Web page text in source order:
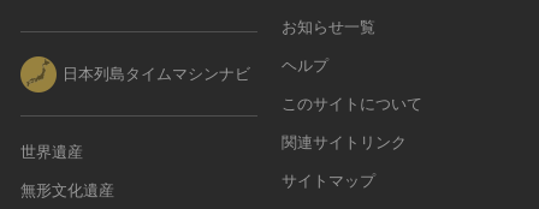
日本列島タイムマシンナビ
世界遺産
無形文化遺産
お知らせ一覧
ヘルプ
このサイトについて
関連サイトリンク
サイトマップ